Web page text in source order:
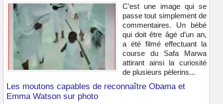
C’est une image qui se
passe tout simplement de
commentaires. Un bébé
qui doit être âgé d’un an,
a été filmé effectuant la
course du Safa Marwa
attirant ainsi la curiosité
de plusieurs pèlerins...
Les moutons capables de reconnaître Obama et
Emma Watson sur photo